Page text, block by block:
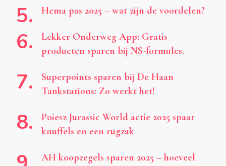
Hema pas 2025 – wat zijn de voordelen?
Lekker Onderweg App: Gratis
producten sparen bij NS-formules.
Superpoints sparen bij De Haan
Tankstations: Zo werkt het!
Poiesz Jurassic World actie 2025 spaar
knuffels en een rugzak
AH koopzegels sparen 2025 – hoeveel